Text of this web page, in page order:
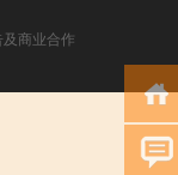
商业合作